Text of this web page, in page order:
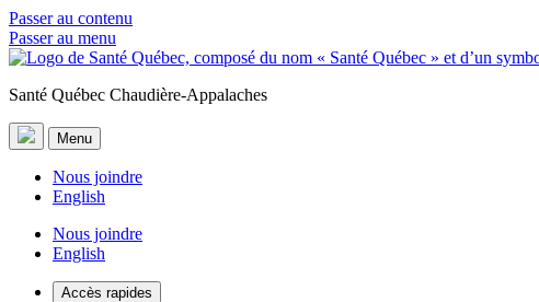
Passer au contenu
Passer au menu
Santé Québec Chaudière-Appalaches
Menu
Nous joindre
English
Nous joindre
English
Accès rapides